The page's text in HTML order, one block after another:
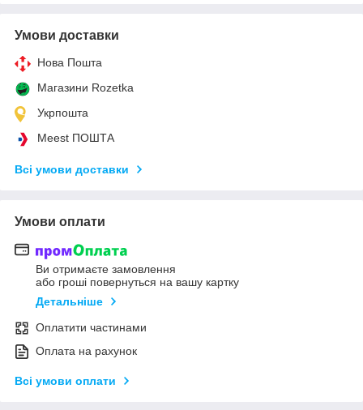
Умови доставки
Нова Пошта
Магазини Rozetka
Укрпошта
Meest ПОШТА
Всі умови доставки
Умови оплати
Ви отримаєте замовлення
або гроші повернуться на вашу картку
Детальніше
Оплатити частинами
Оплата на рахунок
Всі умови оплати